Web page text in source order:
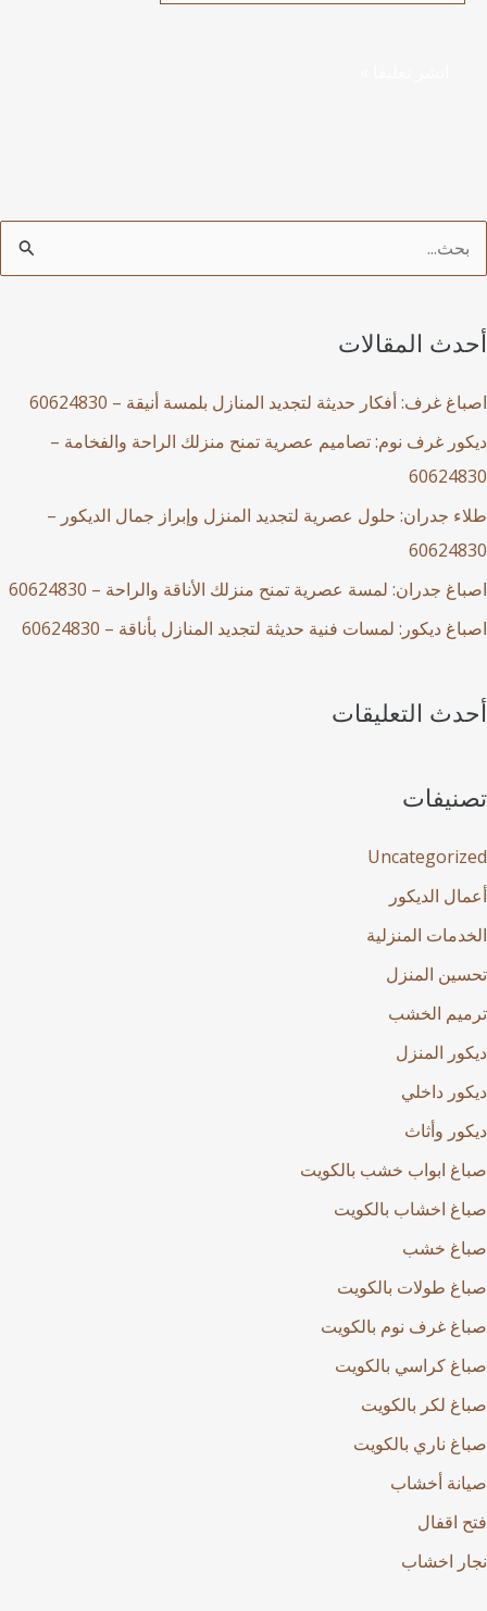
ح
ث
أحدث المقالات
اصباغ غرف: أفكار حديثة لتجديد المنازل بلمسة أنيقة – 60624830
ديكور غرف نوم: تصاميم عصرية تمنح منزلك الراحة والفخامة –
60624830
طلاء جدران: حلول عصرية لتجديد المنزل وإبراز جمال الديكور –
60624830
اصباغ جدران: لمسة عصرية تمنح منزلك الأناقة والراحة – 60624830
اصباغ ديكور: لمسات فنية حديثة لتجديد المنازل بأناقة – 60624830
أحدث التعليقات
تصنيفات
Uncategorized
أعمال الديكور
الخدمات المنزلية
تحسين المنزل
ترميم الخشب
ديكور المنزل
ديكور داخلي
ديكور وأثاث
صباغ ابواب خشب بالكويت
صباغ اخشاب بالكويت
صباغ خشب
صباغ طولات بالكويت
صباغ غرف نوم بالكويت
صباغ كراسي بالكويت
صباغ لكر بالكويت
صباغ ناري بالكويت
صيانة أخشاب
فتح اقفال
نجار اخشاب